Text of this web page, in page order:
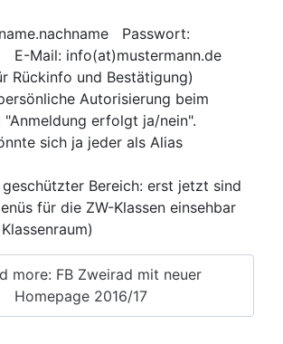
Passwort:
Mail: info(at)mustermann.de
Rückinfo und Bestätigung)
Autorisierung beim
"Anmeldung erfolgt ja/nein".
sich ja jeder als Alias
Bereich: erst jetzt sind
für die ZW-Klassen einsehbar
more: FB Zweirad mit neuer
Homepage 2016/17